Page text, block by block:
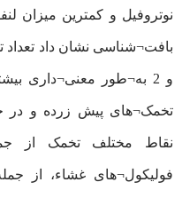
و 2 به¬طور معنی¬داری
تخمک¬های پیش زرده و در
نقاط مختلف تخمک از
فولیکول¬های غشاء، از